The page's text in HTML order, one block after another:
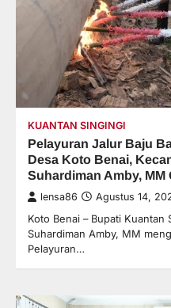
KUANTAN SINGINGI
Pelayuran Jalur Baju
Desa Koto Benai,
Suhardiman Amby, MM
lensa86 Agustus 14,
Koto Benai – Bupati
Suhardiman Amby, MM
Pelayuran…